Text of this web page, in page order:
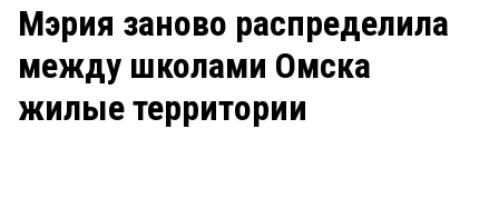
ЗАКОН
НОВОСТИ КОМПАНИЙ
Рейтинги
Блоги
Архив
Мэрия заново распределила
между школами Омска
жилые территории